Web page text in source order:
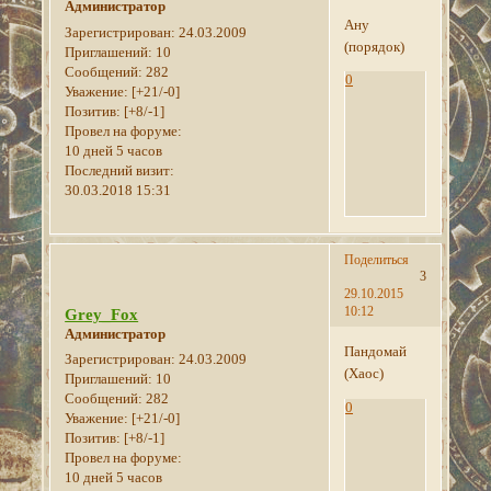
Администратор
Зарегистрирован: 24.03.2009
Приглашений: 10
Сообщений: 282
Уважение: [+21/-0]
Позитив: [+8/-1]
Провел на форуме:
10 дней 5 часов
Последний визит:
30.03.2018 15:31
Ану
(порядок)
0
Поделиться
3
29.10.2015
10:12
Grey_Fox
Администратор
Зарегистрирован: 24.03.2009
Приглашений: 10
Сообщений: 282
Уважение: [+21/-0]
Позитив: [+8/-1]
Провел на форуме:
10 дней 5 часов
Пандомай
(Хаос)
0